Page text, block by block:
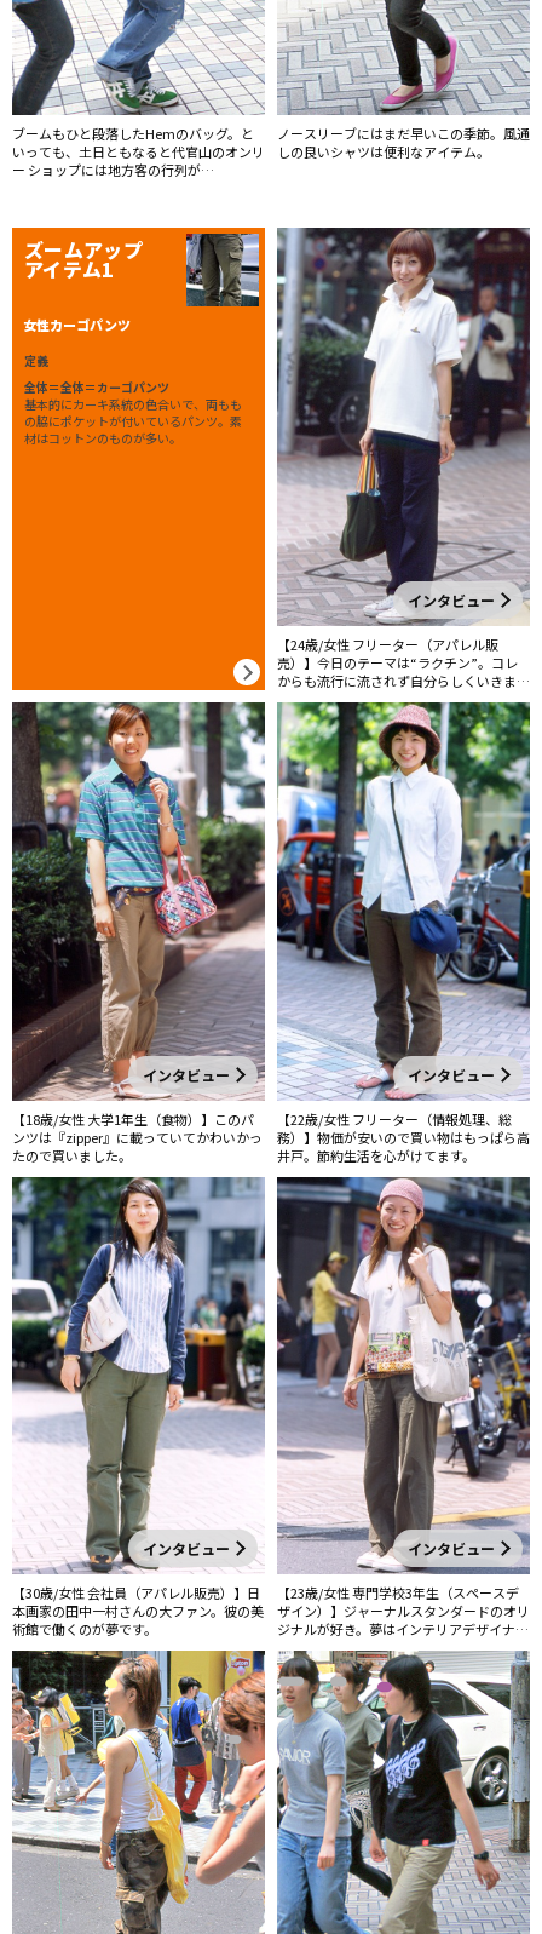
ブームもひと段落したHemのバッグ。と
いっても、土日ともなると代官山のオンリ
ー ショップには地方客の行列が…
ノースリーブにはまだ早いこの季節。風通
しの良いシャツは便利なアイテム。
ズームアップ
アイテム1
女性カーゴパンツ
定義
全体＝全体＝カーゴパンツ
基本的にカーキ系統の色合いで、両もも
の脇にポケットが付いているパンツ。素
材はコットンのものが多い。
インタビュー
【24歳/女性 フリーター（アパレル販
売）】今日のテーマは“ラクチン”。コレ
からも流行に流されず自分らしくいきま
す！
インタビュー
【18歳/女性 大学1年生（食物）】このパ
ンツは『zipper』に載っていてかわいかっ
たので買いました。
インタビュー
【22歳/女性 フリーター（情報処理、総
務）】物価が安いので買い物はもっぱら高
井戸。節約生活を心がけてます。
インタビュー
【30歳/女性 会社員（アパレル販売）】日
本画家の田中一村さんの大ファン。彼の美
術館で働くのが夢です。
インタビュー
【23歳/女性 専門学校3年生（スペースデ
ザイン）】ジャーナルスタンダードのオリ
ジナルが好き。夢はインテリアデザイナー
です。